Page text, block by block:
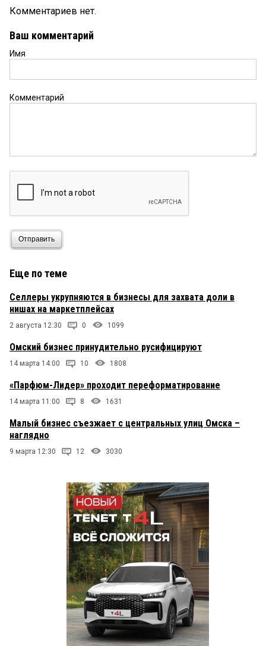
Комментариев нет.
Ваш комментарий
Имя
Комментарий
Отправить
Еще по теме
Селлеры укрупняются в бизнесы для захвата доли в
нишах на маркетплейсах
2 августа 12:30 0 1099
Омский бизнес принудительно русифицируют
14 марта 14:00 10 1808
«Парфюм-Лидер» проходит переформатирование
14 марта 11:00 8 1631
Малый бизнес съезжает с центральных улиц Омска –
наглядно
9 марта 12:30 12 3030